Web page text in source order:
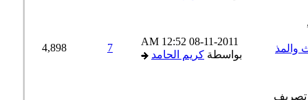
08-11-2011
12:52 AM
بواسطةكريم الحامد
4,898